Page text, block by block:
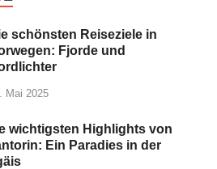
schönsten Reiseziele in
Fjorde und
Mai 2025
wichtigsten Highlights von
Ein Paradies in der